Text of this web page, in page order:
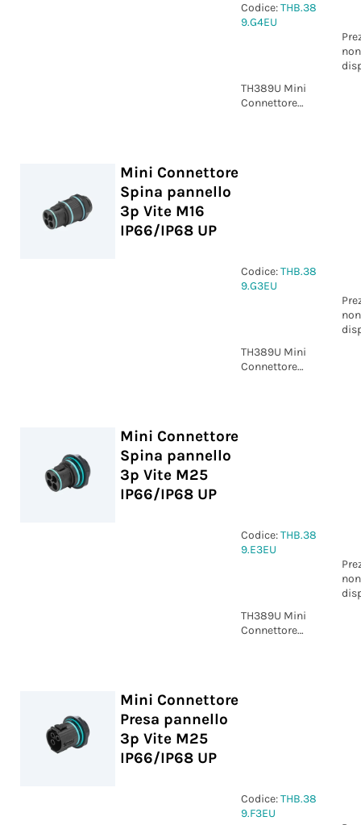
Codice:THB.38
9.G4EU
non
TH389U Mini
Connettore
Mini Connettore
Spina pannello
3p Vite M16
IP66/IP68 UP
Codice:THB.38
9.G3EU
non
TH389U Mini
Connettore
Mini Connettore
Spina pannello
3p Vite M25
IP66/IP68 UP
Codice:THB.38
9.E3EU
non
TH389U Mini
Connettore
Mini Connettore
Presa pannello
3p Vite M25
IP66/IP68 UP
Codice:THB.38
9.F3EU